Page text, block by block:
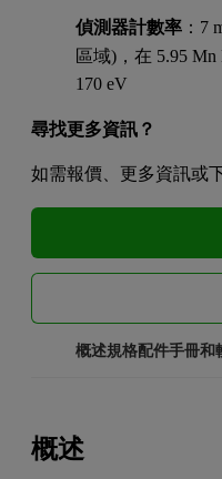
偵測器計數率 ：7
區域)，在 5.95
170 eV
尋找更多資訊？
如需報價、更多資訊或
概述規格配件手冊和
概述